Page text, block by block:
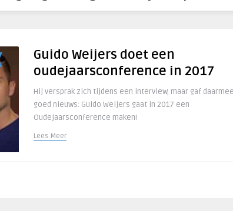
Guido Weijers doet een
oudejaarsconference in 2017
Hij versprak zich tijdens een interview, maar gaf
goed nieuws: Guido Weijers gaat in 2017 een
Oudejaarsconference maken!
Lees Meer